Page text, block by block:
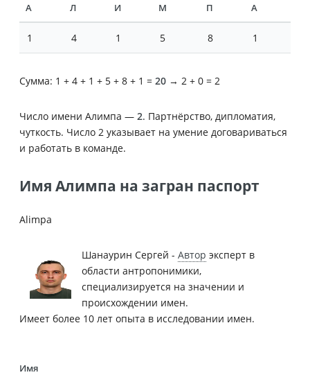
А Л И М П А
1 4 1 5 8 1
Сумма: 1 + 4 + 1 + 5 + 8 + 1 = 20 → 2 + 0 = 2
Число имени Алимпа — 2. Партнёрство, дипломатия,
чуткость. Число 2 указывает на умение договариваться
и работать в команде.
Имя Алимпа на загран паспорт
Alimpa
Шанаурин Сергей - Автор эксперт в
области антропонимики,
специализируется на значении и
происхождении имен.
Имеет более 10 лет опыта в исследовании имен.
Имя